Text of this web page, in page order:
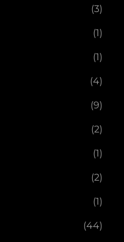
(3)
(1)
(1)
(4)
(9)
(2)
(1)
(2)
(1)
(44)